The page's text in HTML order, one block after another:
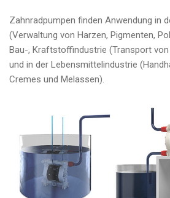
Zahnradpumpen finden Anwendung in
(Verwaltung von Harzen, Pigmenten,
Bau-, Kraftstoffindustrie (Transport
und in der Lebensmittelindustrie
Cremes und Melassen).